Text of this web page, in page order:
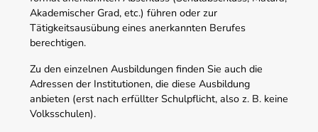
Akademischer Grad, etc.) führen oder zur
Tätigkeitsausübung eines anerkannten Berufes
berechtigen.
Zu den einzelnen Ausbildungen finden Sie auch die
Adressen der Institutionen, die diese Ausbildung
anbieten (erst nach erfüllter Schulpflicht, also z. B. keine
Volksschulen).